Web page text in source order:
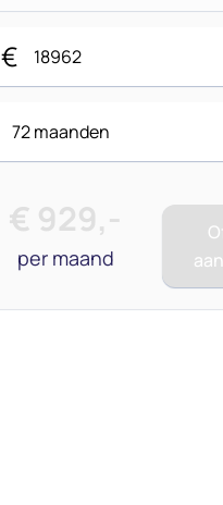
€
€ 929,-
per maand